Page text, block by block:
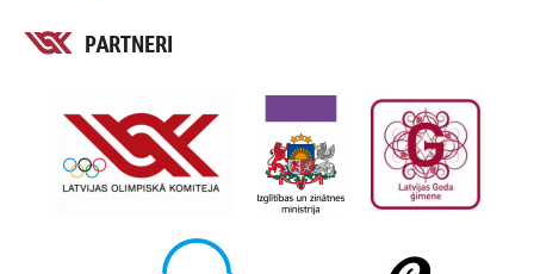
PARTNERI